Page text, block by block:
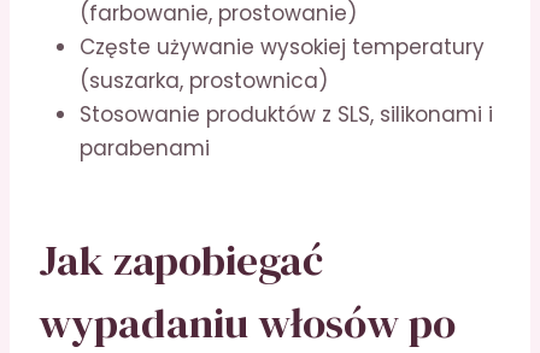
(farbowanie, prostowanie)
Częste używanie wysokiej temperatury
(suszarka, prostownica)
Stosowanie produktów z SLS, silikonami i
parabenami
Jak zapobiegać
wypadaniu włosów po